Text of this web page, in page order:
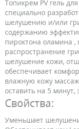
Топикрем PV гель
специально
шелушению и/или
содержанию
пироктона оламина ,
распространение
шелушение кожи,
обеспечивает
влажную кожу
оставить на 5
Свойства:
Уменьшает